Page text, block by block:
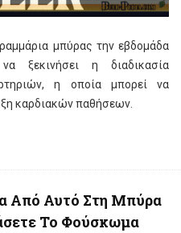
μπύρας την εβδομάδα
ξεκινήσει η διαδικασία
η οποία μπορεί να
καρδιακών παθήσεων.
Από Αυτό Στη Μπύρα
Το Φούσκωμα